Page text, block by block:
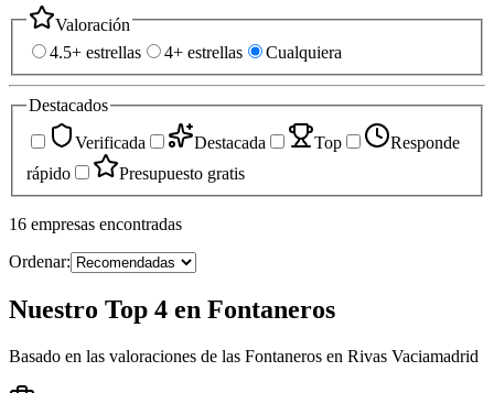
Valoración
4.5+ estrellas
4+ estrellas Cualquiera
Destacados
Verificada
Destacada Top
Responde
rápido
Presupuesto gratis
16 empresas encontradas
Ordenar:
Nuestro Top 4 en Fontaneros
Basado en las valoraciones de las Fontaneros en Rivas Vaciamadrid